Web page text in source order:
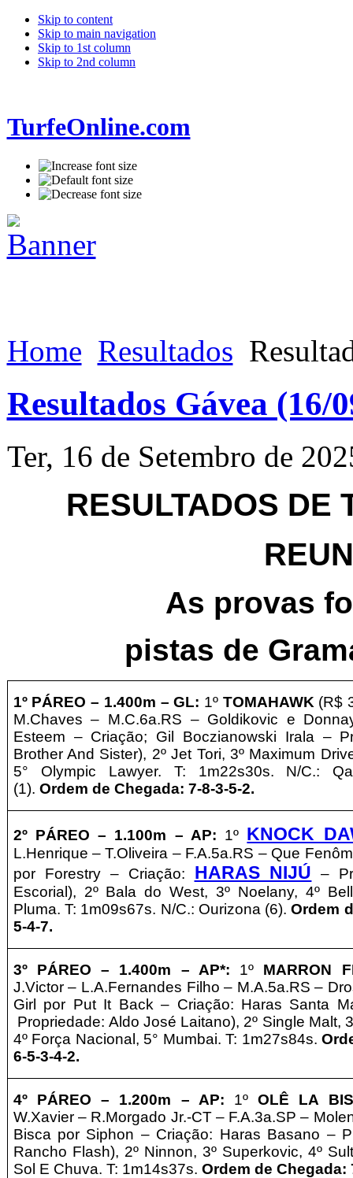
Skip to content
Skip to main navigation
Skip to 1st column
Skip to 2nd column
TurfeOnline.com
Home Resultados
Resultados Gávea (16/
Ter, 16 de Setembro de
RESULTADOS DE
As provas
pistas de
1º PÁREO – 1.400m – GL: 1º TOMAHAWK (R$
M.Chaves – M.C.6a.RS – Goldikovic e
Esteem – Criação; Gil Boczianowski Irala –
Brother And Sister), 2º Jet Tori, 3º Maximum
5° Olympic Lawyer. T: 1m22s30s. N/C.:
(1). Ordem de Chegada: 7-8-3-5-2.
2º PÁREO – 1.100m – AP: 1º KNOCK
L.Henrique– T.Oliveira – F.A.5a.RS – Que
por Forestry – Criação: HARAS NIJÚ –
Escorial), 2º Bala do West, 3º Noelany, 4º
Pluma. T: 1m09s67s. N/C.: Ourizona (6).Ordem
5-4-7.
3º PÁREO – 1.400m – AP*: 1º
MARRON
J.Victor– L.A.Fernandes Filho – M.A.5a.RS –
Girl por Put It Back – Criação: Haras Santa
Propriedade: Aldo José Laitano), 2º Single Malt,
4º Força Nacional, 5° Mumbai. T: 1m27s84s.
6-5-3-4-2.
4º PÁREO – 1.200m – AP: 1º OLÊ LA
W.Xavier – R.Morgado Jr.-CT – F.A.3a.SP –
Bisca por Siphon – Criação: Haras Basano –
Rancho Flash), 2º Ninnon, 3º Superkovic, 4º
Sol E Chuva. T: 1m14s37s. Ordem de Chegada: